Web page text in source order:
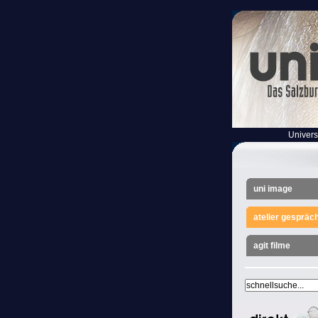
uni image
atelier
agit filme